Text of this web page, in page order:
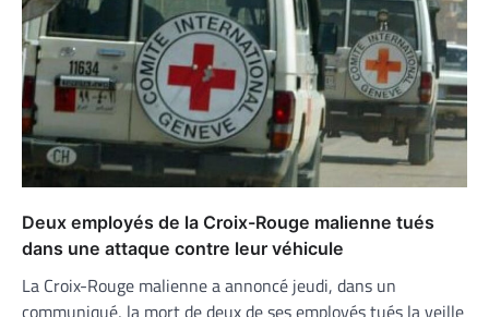
Deux employés de la Croix-Rouge malienne tués
dans une attaque contre leur véhicule
La Croix-Rouge malienne a annoncé jeudi, dans un
communiqué, la mort de deux de ses employés tués la veille